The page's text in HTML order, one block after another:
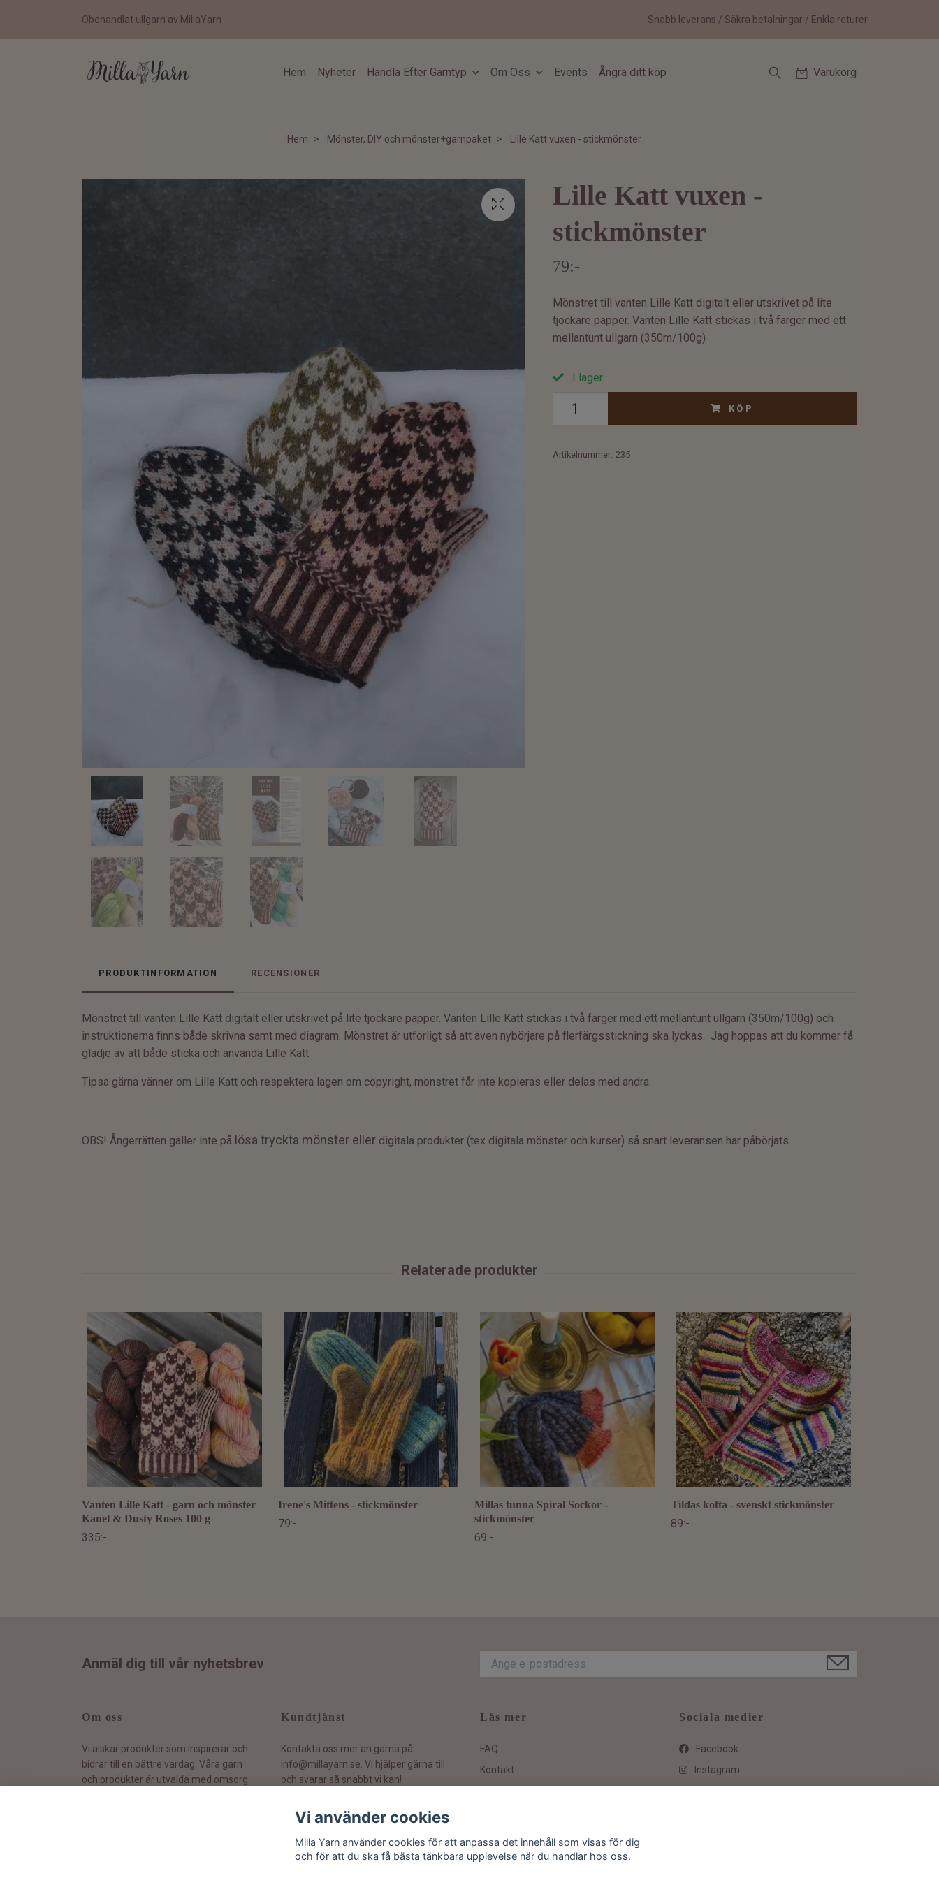
Obehandlat ullgarn av MillaYarn Snabb leverans / Säkra betalningar / Enkla returer
Hem Nyheter Handla Efter Garntyp Om Oss Events Ångra ditt köp Varukorg
Hem Mönster, DIY och mönster+garnpaket Lille Katt vuxen - stickmönster
Lille Katt vuxen -
stickmönster
79:-
Mönstret till vanten Lille Katt digitalt eller utskrivet på lite
tjockare papper. Vanten Lille Katt stickas i två färger med ett
mellantunt ullgarn (350m/100g)
I lager
KÖP
Artikelnummer: 235
PRODUKTINFORMATION RECENSIONER
Mönstret till vanten Lille Katt digitalt eller utskrivet på lite tjockare papper. Vanten Lille Katt stickas i två färger med ett mellantunt ullgarn (350m/100g) och
instruktionerna finns både skrivna samt med diagram. Mönstret är utförligt så att även nybörjare på flerfärgsstickning ska lyckas. Jag hoppas att du kommer få
glädje av att både sticka och använda Lille Katt.
Tipsa gärna vänner om Lille Katt och respektera lagen om copyright, mönstret får inte kopieras eller delas med andra.
OBS! Ångerrätten gäller inte på lösa tryckta mönster eller digitala produkter (tex digitala mönster och kurser) så snart leveransen har påbörjats.
Vanten Lille Katt - garn och mönster
Kanel & Dusty Roses 100 g
335:-
Irene's Mittens - stickmönster
79:-
Millas tunna Spiral Sockor -
stickmönster
69:-
Tildas kofta - svenskt stickmönster
89:-
Anmäl dig till vår nyhetsbrev
Om oss
Vi älskar produkter som inspirerar och
bidrar till en bättre vardag. Våra garn
och produkter är utvalda med omsorg
Kundtjänst
Kontakta oss mer än gärna på
info@millayarn.se . Vi hjälper gärna till
och svarar så snabbt vi kan!
Läs mer
FAQ
Kontakt
Sociala medier
Facebook
Instagram
Vi använder cookies
Milla Yarn använder cookies för att anpassa det innehåll som visas för dig
och för att du ska få bästa tänkbara upplevelse när du handlar hos oss.